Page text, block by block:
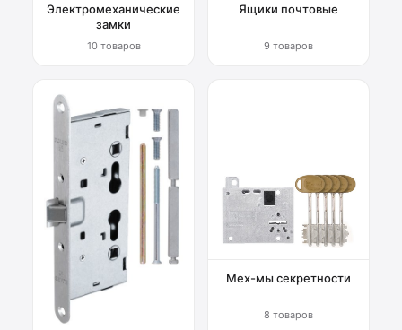
Электромеханические
замки
10 товаров
Ящики почтовые
9 товаров
Мех-мы секретности
8 товаров